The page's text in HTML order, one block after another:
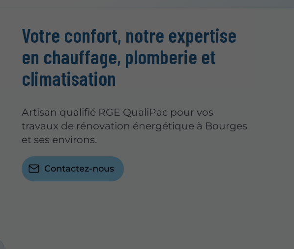
Votre confort, notre expertise
en chauffage, plomberie et
climatisation
Artisan qualifié RGE QualiPac pour vos
travaux de rénovation énergétique à Bourges
et ses environs.
Contactez-nous